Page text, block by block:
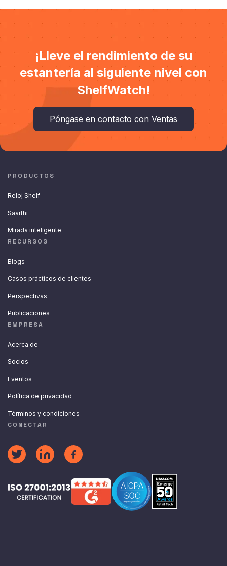
¡Lleve el rendimiento de su
estantería al siguiente nivel con
ShelfWatch!
Póngase en contacto con Ventas
PRODUCTOS
Reloj Shelf
Saarthi
Mirada inteligente
RECURSOS
Blogs
Casos prácticos de clientes
Perspectivas
Publicaciones
EMPRESA
Acerca de
Socios
Eventos
Política de privacidad
Términos y condiciones
CONECTAR